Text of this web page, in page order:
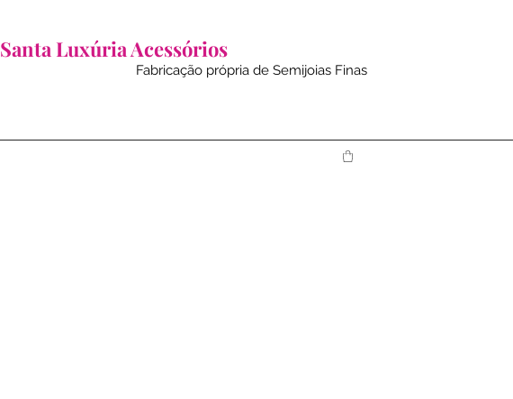
Santa Luxúria Acessórios
Fabricação própria de Semijoias Finas